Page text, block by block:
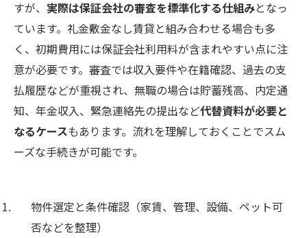
すが、 実際は保証会社の審査を標準化する仕組みとなっ
ています。礼金敷金なし賃貸と組み合わせる場合も多
く、初期費用には保証会社利用料が含まれやすい点に注
意が必要です。審査では収入要件や在籍確認、過去の支
払履歴などが重視され、無職の場合は貯蓄残高、内定通
知、年金収入、緊急連絡先の提出など代替資料が必要と
なるケースもあります。流れを理解しておくことでスム
ーズな手続きが可能です。
物件選定と条件確認（家賃、管理、設備、ペット可
否などを整理）